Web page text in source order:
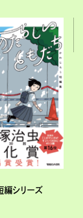
編シリーズ